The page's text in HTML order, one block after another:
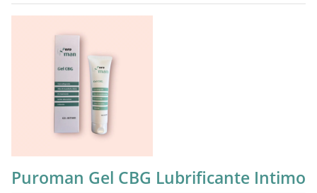
Puroman Gel CBG Lubrificante Intimo